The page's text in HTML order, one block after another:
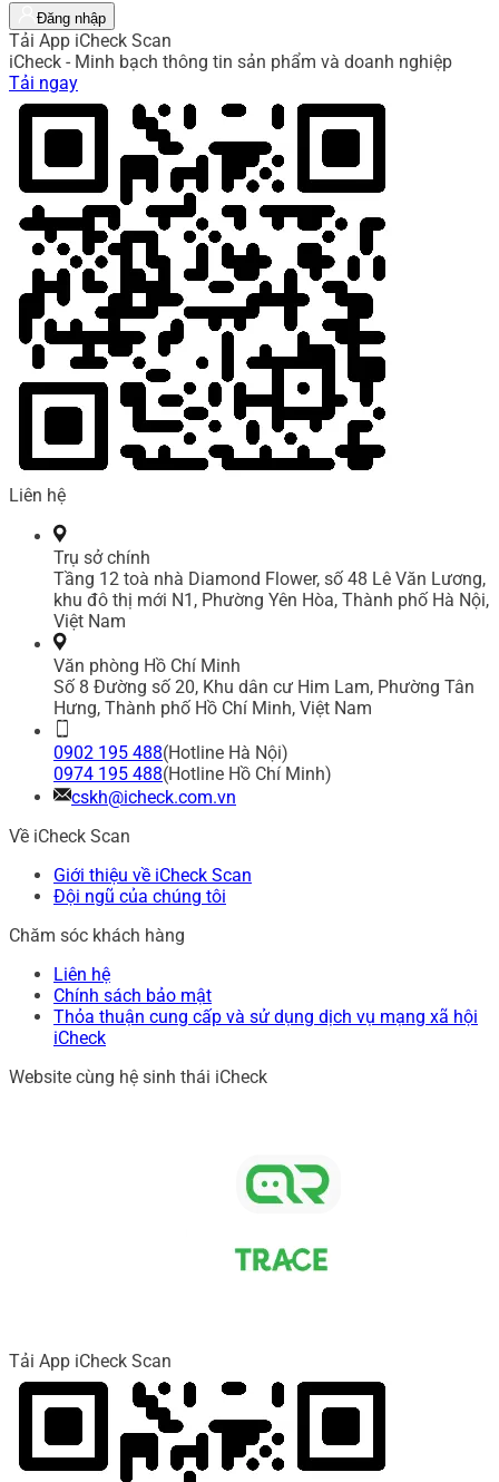
Đăng nhập
Tải App iCheck Scan
iCheck - Minh bạch thông tin sản phẩm và doanh nghiệp
Tải ngay
Liên hệ
Trụ sở chính
Tầng 12 toà nhà Diamond Flower, số 48 Lê Văn Lương,
khu đô thị mới N1, Phường Yên Hòa, Thành phố Hà Nội,
Việt Nam
Văn phòng Hồ Chí Minh
Số 8 Đường số 20, Khu dân cư Him Lam, Phường Tân
Hưng, Thành phố Hồ Chí Minh, Việt Nam
0902 195 488(Hotline Hà Nội)
0974 195 488(Hotline Hồ Chí Minh)
cskh@icheck.com.vn
Về iCheck Scan
Giới thiệu về iCheck Scan
Đội ngũ của chúng tôi
Chăm sóc khách hàng
Liên hệ
Chính sách bảo mật
Thỏa thuận cung cấp và sử dụng dịch vụ mạng xã hội
iCheck
Website cùng hệ sinh thái iCheck
Tải App iCheck Scan